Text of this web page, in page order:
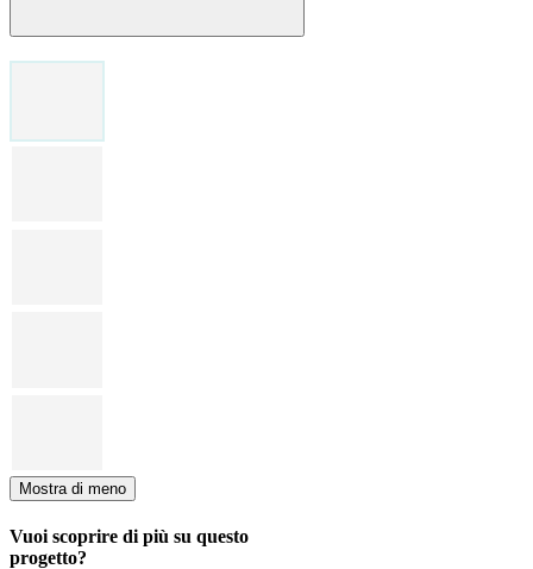
Mostra di meno
Vuoi scoprire di più su questo
progetto?